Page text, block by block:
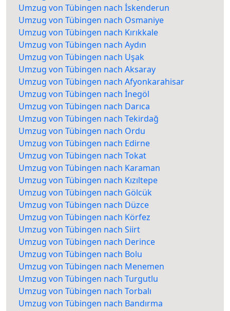
Umzug von Tübingen nach İskenderun
Umzug von Tübingen nach Osmaniye
Umzug von Tübingen nach Kırıkkale
Umzug von Tübingen nach Aydın
Umzug von Tübingen nach Uşak
Umzug von Tübingen nach Aksaray
Umzug von Tübingen nach Afyonkarahisar
Umzug von Tübingen nach İnegöl
Umzug von Tübingen nach Darıca
Umzug von Tübingen nach Tekirdağ
Umzug von Tübingen nach Ordu
Umzug von Tübingen nach Edirne
Umzug von Tübingen nach Tokat
Umzug von Tübingen nach Karaman
Umzug von Tübingen nach Kızıltepe
Umzug von Tübingen nach Gölcük
Umzug von Tübingen nach Düzce
Umzug von Tübingen nach Körfez
Umzug von Tübingen nach Siirt
Umzug von Tübingen nach Derince
Umzug von Tübingen nach Bolu
Umzug von Tübingen nach Menemen
Umzug von Tübingen nach Turgutlu
Umzug von Tübingen nach Torbalı
Umzug von Tübingen nach Bandırma